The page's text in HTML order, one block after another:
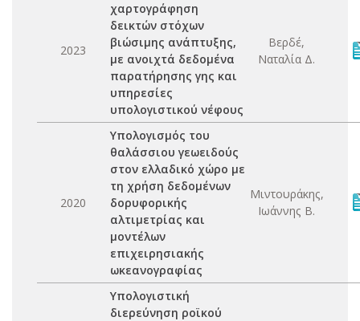
2023
χαρτογράφηση
δεικτών στόχων
βιώσιμης ανάπτυξης,
με ανοιχτά δεδομένα
παρατήρησης γης και
υπηρεσίες
υπολογιστικού νέφους
Βερδέ,
Ναταλία Δ.
2020
Υπολογισμός του
θαλάσσιου γεωειδούς
στον ελλαδικό χώρο με
τη χρήση δεδομένων
δορυφορικής
αλτιμετρίας και
μοντέλων
επιχειρησιακής
ωκεανογραφίας
Μιντουράκης,
Ιωάννης Β.
Υπολογιστική
διερεύνηση ροϊκού